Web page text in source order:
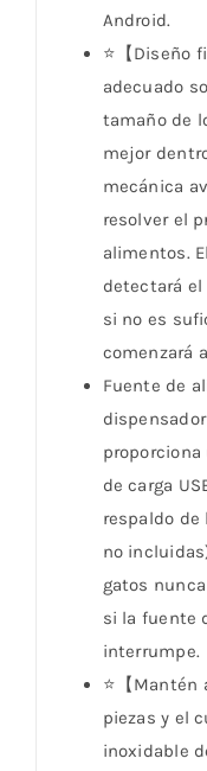
Android.
⭐【Diseño
adecuado
tamaño de
mejor
mecánica
resolver el
alimentos.
detectará
si no es
comenzará
Fuente de
proporciona
de carga
respaldo de
no
gatos
si la fuente
interrumpe.
⭐【
piezas y el
inoxidable